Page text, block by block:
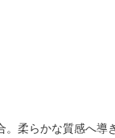
柔らかな質感へ導